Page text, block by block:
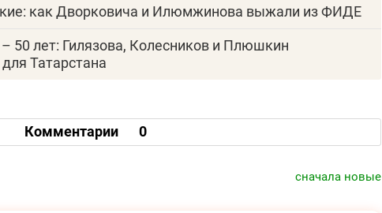
как Дворковича и Илюмжинова выжали из ФИДЕ
50 лет: Гилязова, Колесников и Плюшкин
Татарстана
Комментарии 0
сначала новые